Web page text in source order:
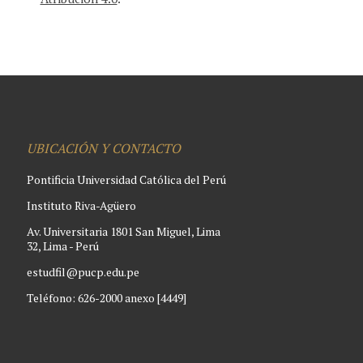
UBICACIÓN Y CONTACTO
Pontificia Universidad Católica del Perú
Instituto Riva-Agüero
Av. Universitaria 1801 San Miguel, Lima
32, Lima - Perú
estudfil@pucp.edu.pe
Teléfono: 626-2000 anexo [4449]